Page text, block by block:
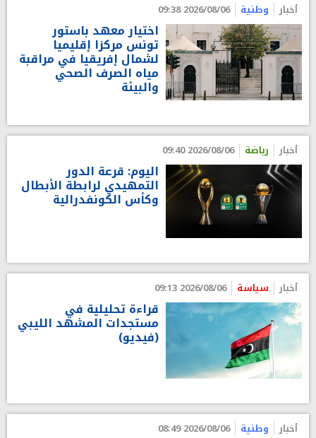
أخبار وطنية 2026/08/06 09:38
اختيار معهد باستور
تونس مركزا إقليميا
لشمال إفريقيا في مراقبة
مياه الصرف الصحي
والبيئة
أخبار رياضة 2026/08/06 09:40
اليوم: قرعة الدور
التمهيدي لرابطة الأبطال
وكأس الكونفدرالية
أخبار سياسة 2026/08/06 09:13
قراءة تحليلية في
مستجدات المشهد الليبي
(فيديو)
أخبار وطنية 2026/08/06 08:49